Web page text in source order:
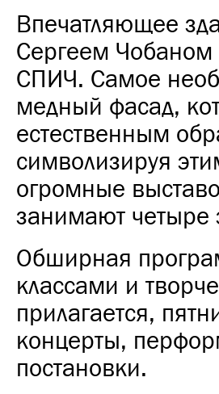
Впечатляющее
Сергеем
СПИЧ. Самое
медный фасад,
естественным
символизируя
огромные
занимают четыре
Обширная
классами и
прилагается,
концерты,
постановки.